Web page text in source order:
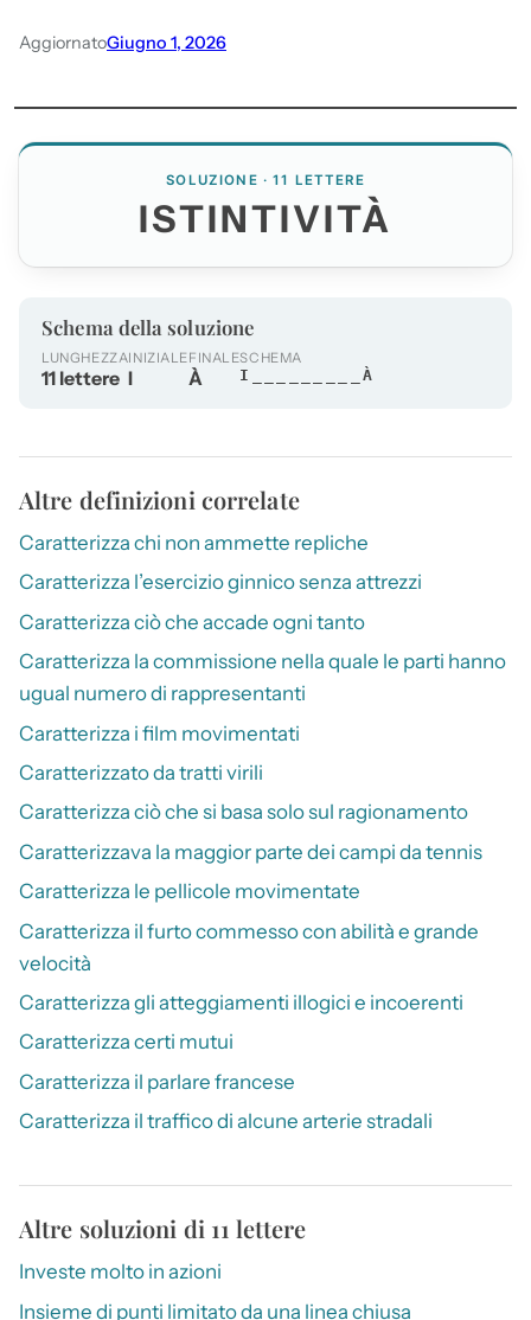
AggiornatoGiugno 1, 2026
SOLUZIONE · 11 LETTERE
ISTINTIVITÀ
Schema della soluzione
LUNGHEZZA
11 lettere
INIZIALE
I
FINALE
À
SCHEMA
I_________À
Altre definizioni correlate
Caratterizza chi non ammette repliche
Caratterizza l’esercizio ginnico senza attrezzi
Caratterizza ciò che accade ogni tanto
Caratterizza la commissione nella quale le parti hanno
ugual numero di rappresentanti
Caratterizza i film movimentati
Caratterizzato da tratti virili
Caratterizza ciò che si basa solo sul ragionamento
Caratterizzava la maggior parte dei campi da tennis
Caratterizza le pellicole movimentate
Caratterizza il furto commesso con abilità e grande
velocità
Caratterizza gli atteggiamenti illogici e incoerenti
Caratterizza certi mutui
Caratterizza il parlare francese
Caratterizza il traffico di alcune arterie stradali
Altre soluzioni di 11 lettere
Investe molto in azioni
Insieme di punti limitato da una linea chiusa